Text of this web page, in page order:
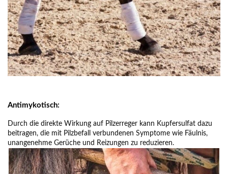
Antimykotisch:
Durch die direkte Wirkung auf Pilzerreger kann Kupfersulfat dazu
beitragen, die mit Pilzbefall verbundenen Symptome wie Fäulnis,
unangenehme Gerüche und Reizungen zu reduzieren.